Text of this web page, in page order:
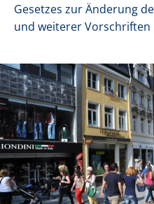
Gesetzes zur Änderung
und weiterer Vorschriften